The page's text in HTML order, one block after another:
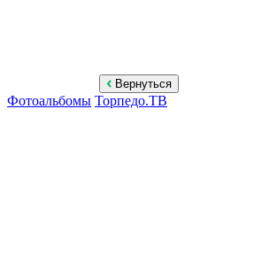
Вернуться
Фотоальбомы Торпедо.ТВ